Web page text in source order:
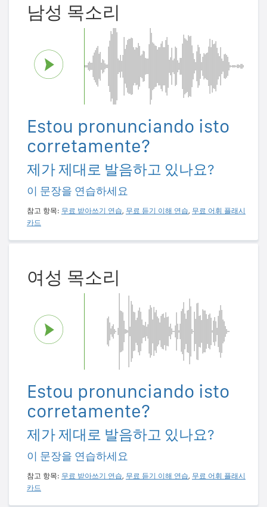
남성 목소리
Estou pronunciando isto
corretamente?
제가 제대로 발음하고 있나요?
이 문장을 연습하세요
참고 항목: 무료 받아쓰기 연습, 무료 듣기 이해 연습, 무료 어휘 플래시
카드
여성 목소리
Estou pronunciando isto
corretamente?
제가 제대로 발음하고 있나요?
이 문장을 연습하세요
참고 항목: 무료 받아쓰기 연습, 무료 듣기 이해 연습, 무료 어휘 플래시
카드